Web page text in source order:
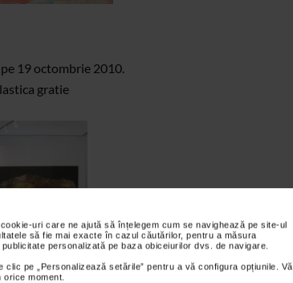
uri care ne ajută să înțelegem cum se navighează pe site-ul
să fie mai exacte în cazul căutărilor, pentru a măsura
personalizată pe baza obiceiurilor dvs. de navigare.
pe „Personalizează setările” pentru a vă configura opțiunile. Vă
moment.
19 octombrie 2010.
gratie